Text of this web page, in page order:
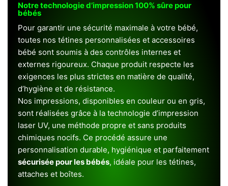
Notre technologie d’impression 100% sûre pour
bébés
Pour garantir une sécurité maximale à votre bébé,
toutes nos tétines personnalisées et accessoires
bébé sont soumis à des contrôles internes et
externes rigoureux. Chaque produit respecte les
exigences les plus strictes en matière de qualité,
d’hygiène et de résistance.
Nos impressions, disponibles en couleur ou en gris,
sont réalisées grâce à la technologie d’impression
laser UV, une méthode propre et sans produits
chimiques nocifs. Ce procédé assure une
personnalisation durable, hygiénique et parfaitement
sécurisée pour les bébés, idéale pour les tétines,
attaches et boîtes.